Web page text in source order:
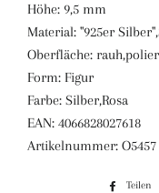
Höhe: 9,5 mm
Material: "925er
Oberfläche:
Form: Figur
Farbe: Silber,Rosa
EAN: 4066828027618
Artikelnummer: O5457
Teilen